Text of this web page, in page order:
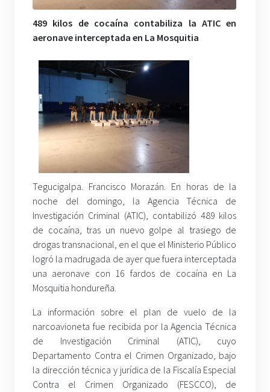
489 kilos de cocaína contabiliza la ATIC en
aeronave interceptada en La Mosquitia
Tegucigalpa. Francisco Morazán. En horas de la
noche del domingo, la Agencia Técnica de
Investigación Criminal (ATIC), contabilizó 489 kilos
de cocaína, tras un nuevo golpe al trasiego de
drogas transnacional, en el que el Ministerio Público
logró la madrugada de ayer que fuera interceptada
una aeronave con 16 fardos de cocaína en La
Mosquitia hondureña.
La información sobre el plan de vuelo de la
narcoavioneta fue recibida por la Agencia Técnica
de Investigación Criminal (ATIC), cuyo
Departamento Contra el Crimen Organizado, bajo
la dirección técnica y jurídica de la Fiscalía Especial
Contra el Crimen Organizado (FESCCO), de